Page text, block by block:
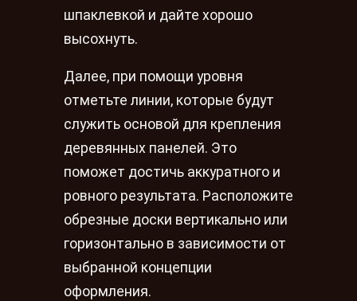
шпаклевкой и дайте хорошо
высохнуть.
Далее, при помощи уровня
отметьте линии, которые будут
служить основой для крепления
деревянных панелей. Это
поможет достичь аккуратного и
ровного результата. Расположите
обрезные доски вертикально или
горизонтально в зависимости от
выбранной концепции
оформления.